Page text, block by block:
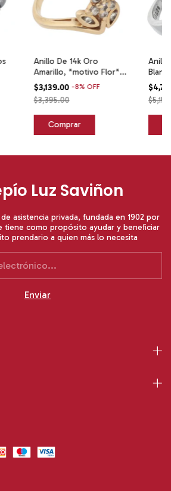
Anillo De 14k Oro
Amarillo, *motivo Flor*,
1.9 Gramos Amarillo 4
$3,139.00 -8% OFF
$3,395.00
Anillo
Luz Saviñon
asistencia privada, fundada en 1902 por
tiene como propósito ayudar y beneﬁciar
prendario a quien más lo necesita